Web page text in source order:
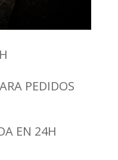
PEDIDOS
EN 24H